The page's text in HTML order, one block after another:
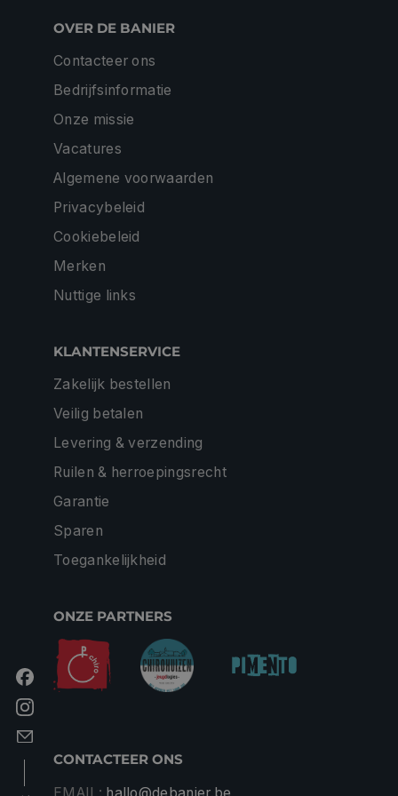
OVER DE BANIER
Contacteer ons
Bedrijfsinformatie
Onze missie
Vacatures
Algemene voorwaarden
Privacybeleid
Cookiebeleid
Merken
Nuttige links
KLANTENSERVICE
Zakelijk bestellen
Veilig betalen
Levering & verzending
Ruilen & herroepingsrecht
Garantie
Sparen
Toegankelijkheid
ONZE PARTNERS
CONTACTEER ONS
EMAIL: hallo@debanier.be